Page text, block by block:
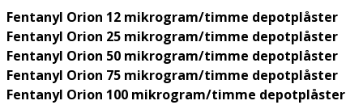
Fentanyl Orion 12 mikrogram/timme depotplåster
Fentanyl Orion 25 mikrogram/timme depotplåster
Fentanyl Orion 50 mikrogram/timme depotplåster
Fentanyl Orion 75 mikrogram/timme depotplåster
Fentanyl Orion 100 mikrogram/timme depotplåster